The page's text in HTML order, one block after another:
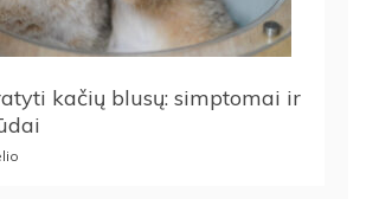
kačių blusų: simptomai ir